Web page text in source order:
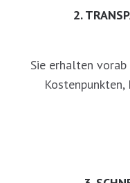
2.
Sie erhalten